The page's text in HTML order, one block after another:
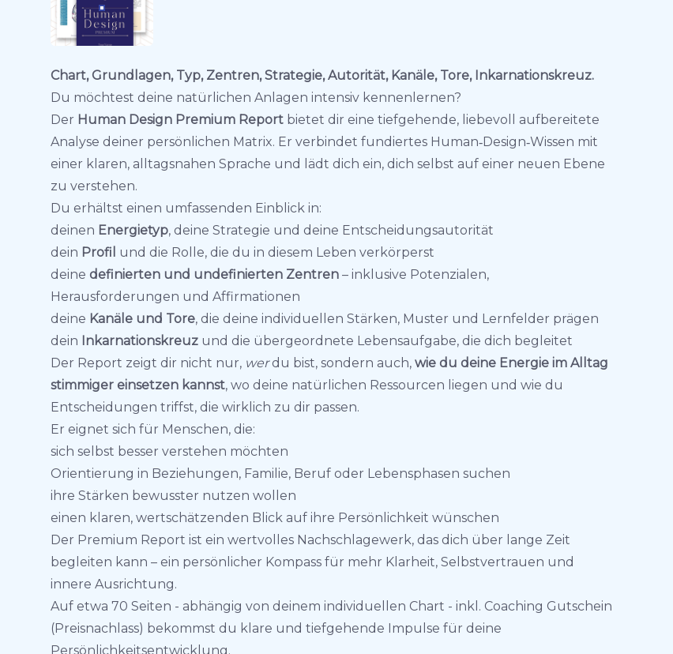
Chart, Grundlagen, Typ, Zentren, Strategie, Autorität, Kanäle, Tore, Inkarnationskreuz.
Du möchtest deine natürlichen Anlagen intensiv kennenlernen?
Der Human Design Premium Report bietet dir eine tiefgehende, liebevoll aufbereitete
Analyse deiner persönlichen Matrix. Er verbindet fundiertes Human‑Design‑Wissen mit
einer klaren, alltagsnahen Sprache und lädt dich ein, dich selbst auf einer neuen Ebene
zu verstehen.
Du erhältst einen umfassenden Einblick in:
deinen Energietyp, deine Strategie und deine Entscheidungsautorität
dein Profil und die Rolle, die du in diesem Leben verkörperst
deine definierten und undefinierten Zentren – inklusive Potenzialen,
Herausforderungen und Affirmationen
deine Kanäle und Tore, die deine individuellen Stärken, Muster und Lernfelder prägen
dein Inkarnationskreuz und die übergeordnete Lebensaufgabe, die dich begleitet
Der Report zeigt dir nicht nur, werdu bist, sondern auch, wie du deine Energie im Alltag
stimmiger einsetzen kannst, wo deine natürlichen Ressourcen liegen und wie du
Entscheidungen triffst, die wirklich zu dir passen.
Er eignet sich für Menschen, die:
sich selbst besser verstehen möchten
Orientierung in Beziehungen, Familie, Beruf oder Lebensphasen suchen
ihre Stärken bewusster nutzen wollen
einen klaren, wertschätzenden Blick auf ihre Persönlichkeit wünschen
Der Premium Report ist ein wertvolles Nachschlagewerk, das dich über lange Zeit
begleiten kann – ein persönlicher Kompass für mehr Klarheit, Selbstvertrauen und
innere Ausrichtung.
Auf etwa 70 Seiten - abhängig von deinem individuellen Chart - inkl. Coaching Gutschein
(Preisnachlass) bekommst du klare und tiefgehende Impulse für deine
Persönlichkeitsentwicklung.